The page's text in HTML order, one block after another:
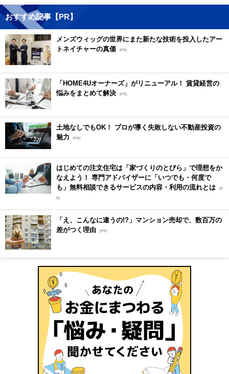
おすすめ記事【PR】
メンズウィッグの世界にまた新たな技術を投入したアー
トネイチャーの真価 [PR]
「HOME4Uオーナーズ」がリニューアル！ 賃貸経営の
悩みをまとめて解決 [PR]
土地なしでもOK！ プロが導く失敗しない不動産投資の
魅力
[PR]
はじめての注文住宅は「家づくりのとびら」で理想をか
なえよう！ 専門アドバイザーに「いつでも・何度で
も」無料相談できるサービスの内容・利用の流れとは [P
R]
「え、こんなに違うの!?」マンション売却で、数百万の
差がつく理由 [PR]